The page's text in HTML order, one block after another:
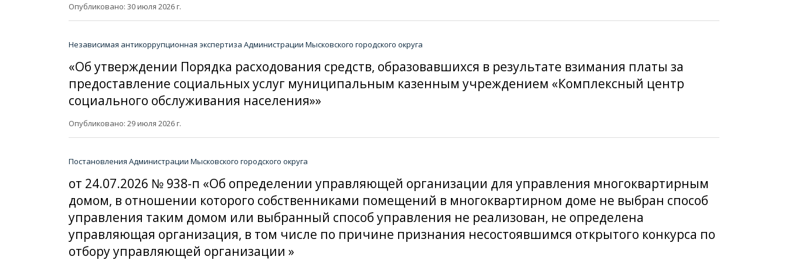
Опубликовано: 30 июля 2026 г.
Независимая антикоррупционная экспертиза Администрации Мысковского городского округа
«Об утверждении Порядка расходования средств, образовавшихся в результате взимания платы за
предоставление социальных услуг муниципальным казенным учреждением «Комплексный центр
социального обслуживания населения»»
Опубликовано: 29 июля 2026 г.
Постановления Администрации Мысковского городского округа
от 24.07.2026 № 938-п «Об определении управляющей организации для управления многоквартирным
домом, в отношении которого собственниками помещений в многоквартирном доме не выбран способ
управления таким домом или выбранный способ управления не реализован, не определена
управляющая организация, в том числе по причине признания несостоявшимся открытого конкурса по
отбору управляющей организации »